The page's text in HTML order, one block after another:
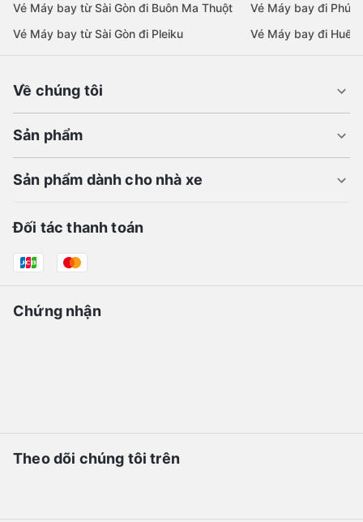
Vé Máy bay từ Sài Gòn đi Buôn Ma Thuột
Vé Máy bay từ Sài Gòn đi Pleiku
Vé Máy bay đi Phú
Vé Máy bay đi Huế
Về chúng tôi
Sản phẩm
Sản phẩm dành cho nhà xe
Đối tác thanh toán
Chứng nhận
Theo dõi chúng tôi trên